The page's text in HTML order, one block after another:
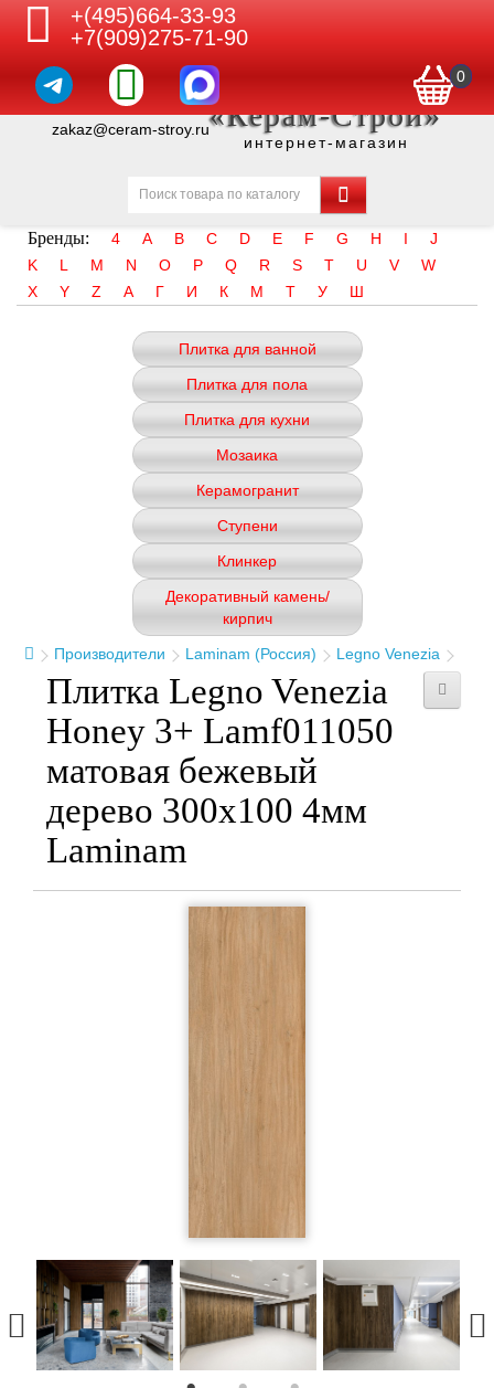
+(495)664-33-93
+7(909)275-71-90
0
zakaz@ceram-stroy.ru«Керам-Строй»
интернет-магазин
Бренды: 4 A B C D E F G H I
J
K
L M N O P Q R S T U V
W
X
Y Z А Г И К М Т У Ш
Плитка для ванной
Плитка для пола
Плитка для кухни
Мозаика
Керамогранит
Ступени
Клинкер
Декоративный камень/
кирпич
Производители
Laminam (Россия) Legno Venezia
Плитка Legno Venezia
Honey 3+ Lamf011050
матовая бежевый
дерево 300x100 4мм
Laminam